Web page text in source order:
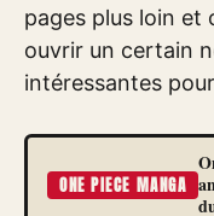
pages plus loin et
ouvrir un certain
intéressantes
ONE PIECE MANGA